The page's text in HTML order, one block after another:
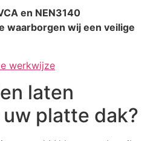
en NEN3140
waarborgen wij een veilige
werkwijze
laten
platte dak?